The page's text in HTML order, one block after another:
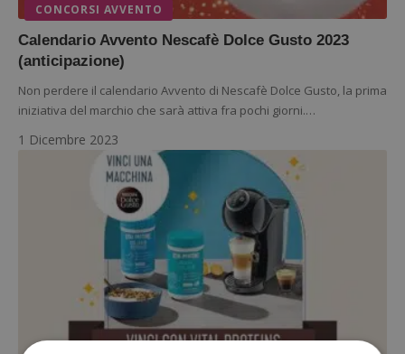
CONCORSI AVVENTO
Calendario Avvento Nescafè Dolce Gusto 2023
(anticipazione)
Non perdere il calendario Avvento di Nescafè Dolce Gusto, la prima
iniziativa del marchio che sarà attiva fra pochi giorni.…
1 Dicembre 2023